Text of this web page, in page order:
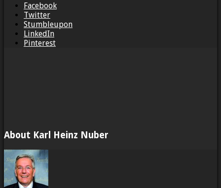
Facebook
Twitter
Stumbleupon
LinkedIn
Pinterest
About Karl Heinz Nuber